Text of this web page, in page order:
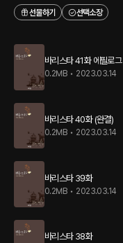
선물하기
선택소장
바리스타 41화 에필로그
0.2MB • 2023.03.14
바리스타 40화 (완결)
0.2MB • 2023.03.14
바리스타 39화
0.2MB • 2023.03.14
바리스타 38화